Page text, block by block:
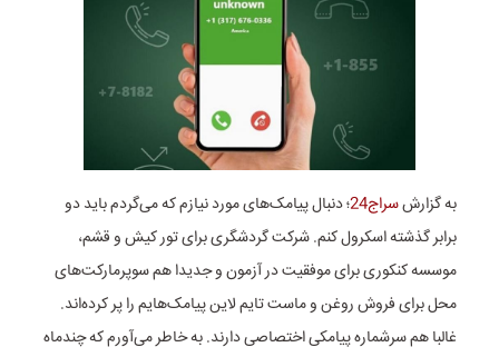
به گزارشسراج24
؛ دنبال پیامک‌های مورد نیازم که می‌گردم باید دو
برابر گذشته اسکرول کنم. شرکت گردشگری برای تور کیش و قشم،
موسسه کنکوری برای موفقیت در آزمون و جدیدا هم سوپرمارکت‌های
محل برای فروش روغن و ماست تایم لاین پیامک‌هایم را پر کرده‌اند.
غالبا هم سرشماره پیامکی اختصاصی دارند. به خاطر می‌آورم که چندماه